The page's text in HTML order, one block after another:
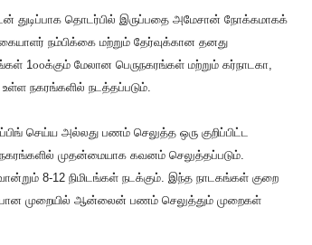
துடிப்பாக தொடர்பில் இருப்பதை அமேசான் நோக்கமாகக்
நம்பிக்கை மற்றும் தேர்வுக்கான தனது
1௦௦க்கும் மேலான பெருநகரங்கள் மற்றும் கர்நாடகா,
உள்ள நகரங்களில் நடத்தப்படும்.
செய்ய அல்லது பணம் செலுத்த ஒரு குறிப்பிட்ட
முதன்மையாக கவனம் செலுத்தப்படும்.
8-12 நிமிடங்கள் நடக்கும். இந்த நாடகங்கள் குறை
முறையில் ஆன்லைன் பணம் செலுத்தும் முறைகள்